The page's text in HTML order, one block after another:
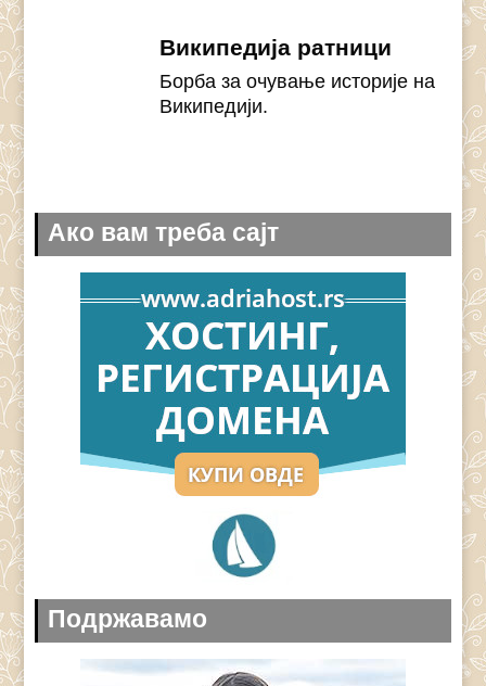
Википедија ратници
Борба за очување историје на
Википедији.
Ако вам треба сајт
Подржавамо